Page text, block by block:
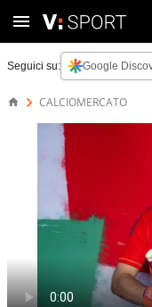
Seguici su: Google
CALCIOMERCATO